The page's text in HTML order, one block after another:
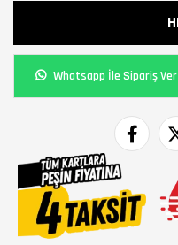
Whatsapp İle Sipariş Ver